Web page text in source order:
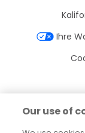
Ihre
Our use of